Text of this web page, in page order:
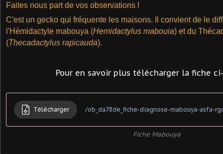
Faites nous part de vos observations !
C'est un gecko qui fréquente les maisons. Il convient de le
l'Hémidactyle mabouya (Hemidactylus mabouia) et du
(Thecadactylus rapicauda).
Pour en savoir plus télécharger la fiche
Télécharger /ob_da78de_fiche-diagnose-mabouya-asfa-
Fiche Mabouya